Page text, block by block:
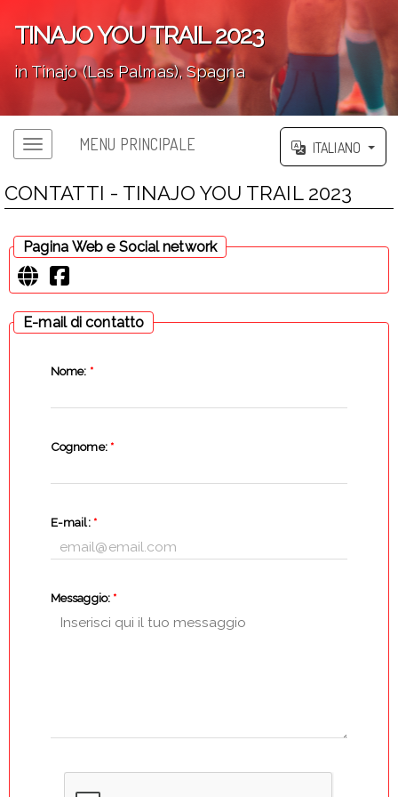
TINAJO YOU TRAIL 2023
in Tinajo (Las Palmas), Spagna
MENU PRINCIPALE ITALIANO
CONTATTI - TINAJO YOU TRAIL 2023
Pagina Web e Social network
E-mail di contatto
Nome: *
Cognome: *
E-mail: *
Messaggio: *